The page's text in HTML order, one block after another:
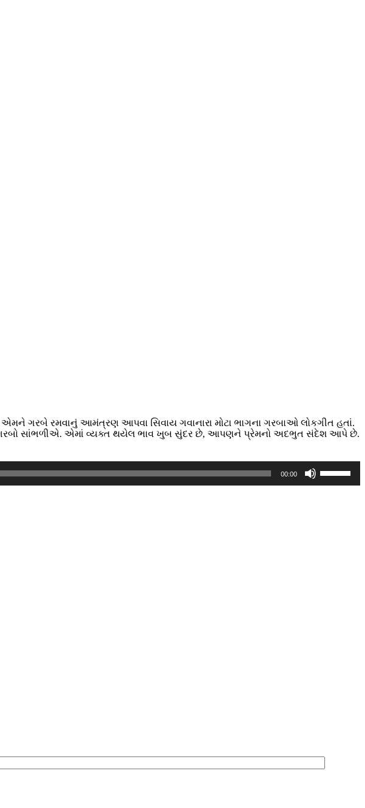
ગરબે રમવાનું આમંત્રણ આપવા સિવાય ગવાનારા મોટા ભાગના ગરબાઓ લોકગીત હતાં.
ગરબો સાંભળીએ. એમાં વ્યક્ત થયેલ ભાવ ખુબ સુંદર છે, આપણને પ્રેમનો અદભુત સંદેશ આપે છે.
00:00
Up/Down
Arrow